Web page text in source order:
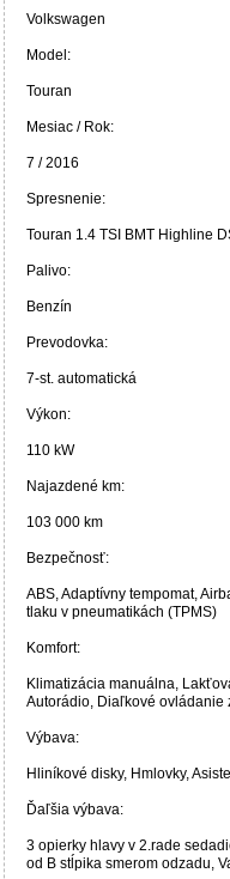
Volkswagen
Model:
Touran
Mesiac / Rok:
7 / 2016
Spresnenie:
Touran 1.4 TSI BMT Highline
Palivo:
Benzín
Prevodovka:
7-st. automatická
Výkon:
110 kW
Najazdené km:
103 000 km
Bezpečnosť:
ABS, Adaptívny tempomat,
tlaku v pneumatikách (TPMS)
Komfort:
Klimatizácia manuálna,
Autorádio, Diaľkové ovládanie
Výbava:
Hliníkové disky, Hmlovky,
Ďaľšia výbava:
3 opierky hlavy v 2.rade
od B stĺpika smerom odzadu,